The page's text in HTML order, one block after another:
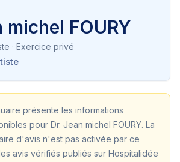
michel FOURY
· Exercice privé
présente les informations
pour Dr. Jean michel FOURY. La
d'avis n'est pas activée par ce
avis vérifiés publiés sur Hospitalidée